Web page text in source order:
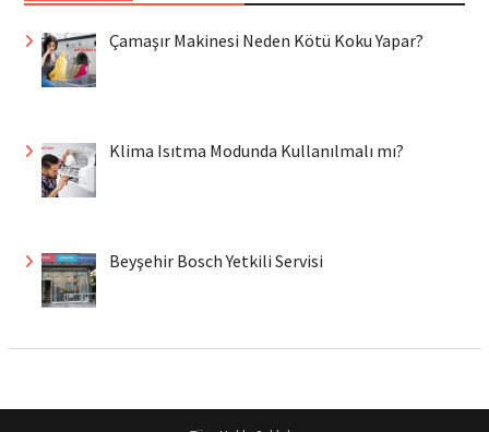
Çamaşır Makinesi Neden Kötü Koku Yapar?
Klima Isıtma Modunda Kullanılmalı mı?
Beyşehir Bosch Yetkili Servisi